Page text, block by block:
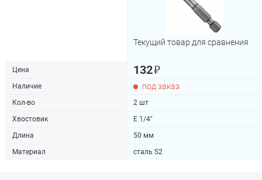
Текущий товар для сравнения
Цена 132₽
Наличие под заказ
Кол-во
2 шт
Хвостовик
Е 1/4"
Длина
50 мм
Материал
сталь S2